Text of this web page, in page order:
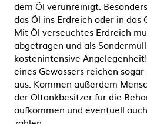
dem Öl verunreinigt.
das Öl ins Erdreich oder in das
Mit Öl verseuchtes Erdreich
abgetragen und als
kostenintensive
eines Gewässers reichen
aus. Kommen außerdem
der Öltankbesitzer für die
aufkommen und eventuell